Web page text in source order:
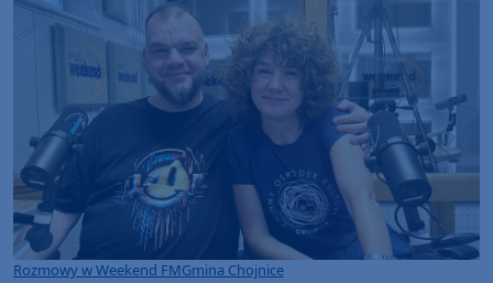
Rozmowy w Weekend FMGmina Chojnice